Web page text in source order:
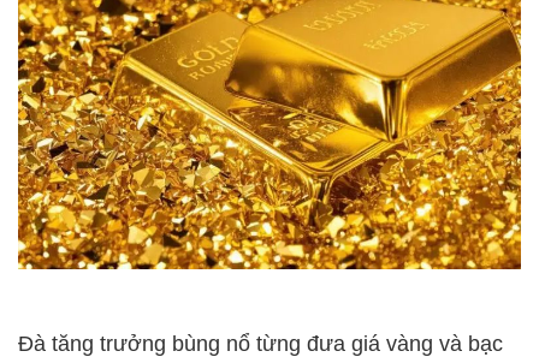
Đà tăng trưởng bùng nổ từng đưa giá vàng và bạc